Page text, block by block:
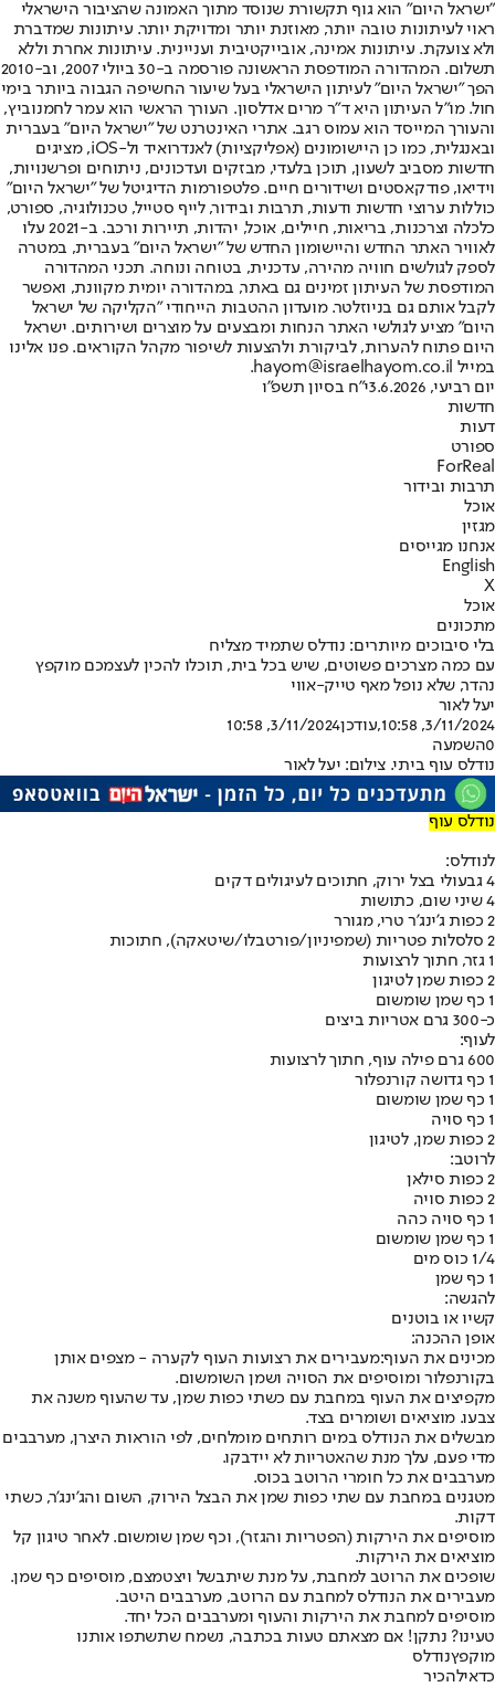
"ישראל היום" הוא גוף תקשורת שנוסד מתוך האמונה שהציבור הישראלי
ראוי לעיתונות טובה יותר, מאוזנת יותר ומדויקת יותר. עיתונות שמדברת
ולא צועקת. עיתונות אמינה, אובייקטיבית ועניינית. עיתונות אחרת וללא
תשלום. המהדורה המודפסת הראשונה פורסמה ב-30 ביולי 2007, וב-2010
הפך "ישראל היום" לעיתון הישראלי בעל שיעור החשיפה הגבוה ביותר בימי
חול. מו"ל העיתון היא ד"ר מרים אדלסון. העורך הראשי הוא עמר לחמנוביץ,
והעורך המייסד הוא עמוס רגב. אתרי האינטרנט של "ישראל היום" בעברית
ובאנגלית, כמו כן היישומונים (אפליקציות) לאנדרואיד ול-iOS, מציגים
חדשות מסביב לשעון, תוכן בלעדי, מבזקים ועדכונים, ניתוחים ופרשנויות,
וידיאו, פודקאסטים ושידורים חיים. פלטפורמות הדיגיטל של "ישראל היום"
כוללות ערוצי חדשות ודעות, תרבות ובידור, לייף סטייל, טכנולוגיה, ספורט,
כלכלה וצרכנות, בריאות, חיילים, אוכל, יהדות, תיירות ורכב. ב-2021 עלו
לאוויר האתר החדש והיישומון החדש של "ישראל היום" בעברית, במטרה
לספק לגולשים חוויה מהירה, עדכנית, בטוחה ונוחה. תכני המהדורה
המודפסת של העיתון זמינים גם באתר, במהדורה יומית מקוונת, ואפשר
לקבל אותם גם בניוזלטר. מועדון ההטבות הייחודי "הקליקה של ישראל
היום" מציע לגולשי האתר הנחות ומבצעים על מוצרים ושירותים. ישראל
היום פתוח להערות, לביקורת ולהצעות לשיפור מקהל הקוראים. פנו אלינו
במייל hayom@israelhayom.co.il.
יום רביעי, 3.6.2026
י"ח בסיון תשפ"ו
חדשות
דעות
ספורט
ForReal
תרבות ובידור
אוכל
מגזין
אנחנו מגייסים
English
X
אוכל
מתכונים
בלי סיבוכים מיותרים: נודלס שתמיד מצליח
עם כמה מצרכים פשוטים, שיש בכל בית, תוכלו להכין לעצמכם מוקפץ
נהדר, שלא נופל מאף טייק-אווי
יעל לאור
3/11/2024, 10:58
,עודכן3/11/2024, 10:58
0השמעה
נודלס עוף ביתי. צילום: יעל לאור
נודלס עוף
לנודלס:
4 גבעולי בצל ירוק, חתוכים לעיגולים דקים
4 שיני שום, כתושות
2 כפות ג'ינג'ר טרי, מגורר
2 סלסלות פטריות (שמפיניון/פורטבלו/שיטאקה), חתוכות
1 גזר, חתוך לרצועות
2 כפות שמן לטיגון
1 כף שמן שומשום
כ-300 גרם אטריות ביצים
לעוף:
600 גרם פילה עוף, חתוך לרצועות
1 כף גדושה קורנפלור
1 כף שמן שומשום
1 כף סויה
2 כפות שמן, לטיגון
לרוטב:
2 כפות סילאן
2 כפות סויה
1 כף סויה כהה
1 כף שמן שומשום
1/4 כוס מים
1 כף שמן
להגשה:
קשיו או בוטנים
אופן ההכנה:
מכינים את העוף:מעבירים את רצועות העוף לקערה - מצפים אותן
בקורנפלור ומוסיפים את הסויה ושמן השומשום.
מקפיצים את העוף במחבת עם כשתי כפות שמן, עד שהעוף משנה את
צבעו. מוציאים ושומרים בצד.
מבשלים את הנודלס במים רותחים מומלחים, לפי הוראות היצרן, מערבבים
מדי פעם, עלך מנת שהאטריות לא יידבקו.
מערבבים את כל חומרי הרוטב בכוס.
מטגנים במחבת עם שתי כפות שמן את הבצל הירוק, השום והג'ינג'ר, כשתי
דקות.
מוסיפים את הירקות (הפטריות והגזר), וכף שמן שומשום. לאחר טיגון קל
מוציאים את הירקות.
שופכים את הרוטב למחבת, על מנת שיתבשל ויצטמצם, מוסיפים כף שמן.
מעבירים את הנודלס למחבת עם הרוטב, מערבבים היטב.
מוסיפים למחבת את הירקות והעוף ומערבבים הכל יחד.
טעינו? נתקן! אם מצאתם טעות בכתבה, נשמח שתשתפו אותנו
מוקפץנודלס
כדאילהכיר